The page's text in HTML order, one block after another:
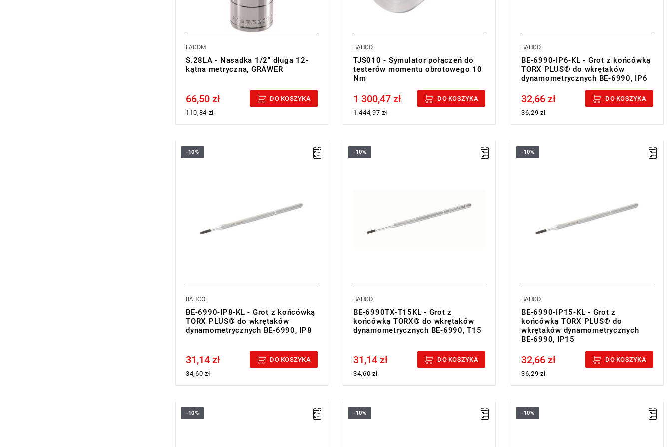
FACOM
S.28LA - Nasadka 1/2" długa 12-
kątna metryczna, GRAWER
Price tax included
66,50 zł
110,84 zł
DO KOSZYKA
BAHCO
TJS010 - Symulator połączeń do
testerów momentu obrotowego 10
Nm
Price tax included
1 300,47 zł
1 444,97 zł
DO KOSZYKA
BAHCO
BE-6990-IP6-KL - Grot z końcówką
TORX PLUS® do wkrętaków
dynamometrycznych BE-6990, IP6
Price tax included
32,66 zł
36,29 zł
DO KOSZYKA
• Rozmiar: IP8
-10%
BAHCO
BE-6990-IP8-KL - Grot z końcówką
TORX PLUS® do wkrętaków
dynamometrycznych BE-6990, IP8
Price tax included
31,14 zł
34,60 zł
DO KOSZYKA
• Rozmiar: T15
-10%
BAHCO
BE-6990TX-T15KL - Grot z
końcówką TORX® do wkrętaków
dynamometrycznych BE-6990, T15
Price tax included
31,14 zł
34,60 zł
DO KOSZYKA
• Rozmiar: IP15
-10%
BAHCO
BE-6990-IP15-KL - Grot z
końcówką TORX PLUS® do
wkrętaków dynamometrycznych
BE-6990, IP15
Price tax included
32,66 zł
36,29 zł
DO KOSZYKA
• Rozmiar: T9
-10%
• Rozmiar: T10
-10%
• Rozmiar: IP10
-10%